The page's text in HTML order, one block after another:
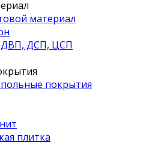
материал
ДВП, ДСП, ЦСП
покрытия
плитка